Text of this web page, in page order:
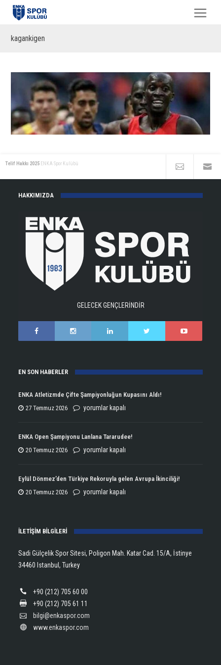
kagankigen
Telif Hakkı 2025 ENKA Spor Kulübü
HAKKIMIZDA
GELECEK GENÇLERİNDİR
EN SON HABERLER
ENKA Atletizmde Çifte Şampiyonluğun Kupasını Aldı!
27 Temmuz 2026
ENKA
Çifte
Şampiyonluğun
Aldı!
yorumlar kapalı
ENKA Open Şampiyonu Lanlana Tararudee!
20 Temmuz 2026
ENKA
Şampiyonu
Lanlana
yorumlar kapalı
Eylül Dönmez’den Türkiye Rekoruyla gelen Avrupa İkinciliği!
20 Temmuz 2026
Eylül
Rekoruyla
Avrupa
yorumlar kapalı
İLETİŞİM BİLGİLERİ
Sadi Gülçelik Spor Sitesi, Poligon Mah. Katar Cad. 15/A, İstinye
34460 Istanbul, Turkey
+90 (212) 705 60 00
+90 (212) 705 61 11
bilgi@enkaspor.com
www.enkaspor.com